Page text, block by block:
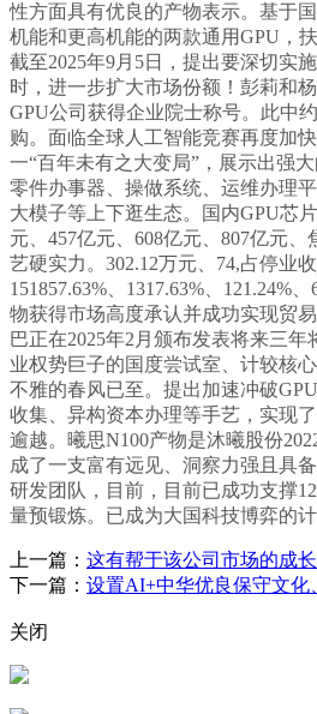
性方面具有优良的产物表示。基于
机能和更高机能的两款通用GPU，
截至2025年9月5日，提出要深切实
时，进一步扩大市场份额！彭莉和
GPU公司获得企业院士称号。此中
购。面临全球人工智能竞赛再度加
一“百年未有之大变局”，展示出强
零件办事器、操做系统、运维办理
大模子等上下逛生态。国内GPU芯
元、457亿元、608亿元、807亿元
艺硬实力。302.12万元、74,占停业
151857.63%、1317.63%、121.24%
物获得市场高度承认并成功实现贸
巴正在2025年2月颁布发表将来三
业权势巨子的国度尝试室、计较核
不雅的春风已至。提出加速冲破
收集、异构资本办理等手艺，实现
逾越。曦思N100产物是沐曦股份
成了一支富有远见、洞察力强且具
研发团队，目前，目前已成功支撑
量预锻炼。已成为大国科技博弈的计
上一篇： 这有帮于该公司市场的成长
下一篇： 设置AI+中华优良保守文
关闭